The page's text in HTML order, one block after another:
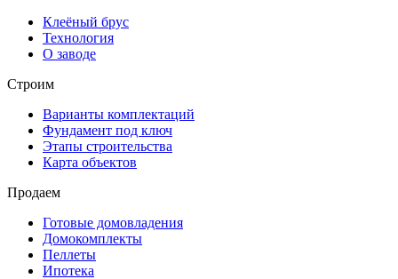
Клеёный брус
Технология
О заводе
Строим
Варианты комплектаций
Фундамент под ключ
Этапы строительства
Карта объектов
Продаем
Готовые домовладения
Домокомплекты
Пеллеты
Ипотека